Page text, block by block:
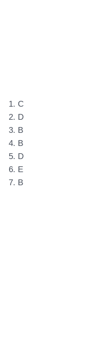
1. C
2. D
3. B
4. B
5. D
6. E
7. B